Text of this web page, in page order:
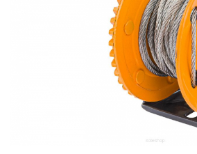
Cricuri Auto Hidraulice
Pneumatice si Trapezoidale
Motocositoare si Motosape